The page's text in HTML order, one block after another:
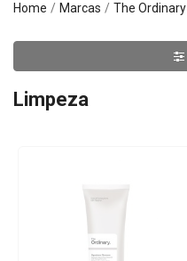
Home Marcas The Ordinary
Limpeza